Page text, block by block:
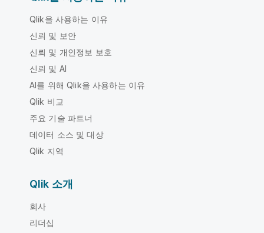
Qlik을 사용하는 이유
신뢰 및 보안
신뢰 및 개인정보 보호
신뢰 및 AI
AI를 위해 Qlik을 사용하는 이유
Qlik 비교
주요 기술 파트너
데이터 소스 및 대상
Qlik 지역
Qlik 소개
회사
리더십